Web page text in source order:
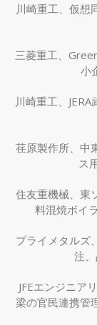
川崎重工、仮想
三菱重工、
小
川崎重工、
荏原製作所、中
ス
住友重機械、東
料混焼ボイ
プライメタルズ
注
JFEエンジニア
梁の官民連携管